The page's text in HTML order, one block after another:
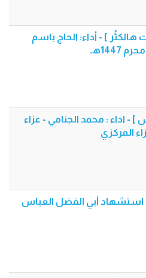
] - أداء: الحاج باسم
- اداء : محمد الجنامي - عزاء
المركزي
استشهاد أبي الفضل العباس